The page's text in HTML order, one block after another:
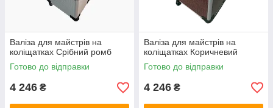
Валіза для майстрів на
коліщатках Срібний ромб
Готово до відправки
4 246 ₴
Валіза для майстрів на
коліщатках Коричневий
Готово до відправки
4 246 ₴